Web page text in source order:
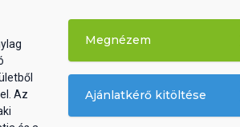
Az
Megnézem
Ajánlatkérő kitöltése